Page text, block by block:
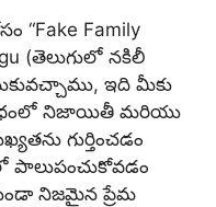
“Fake Family
(తెలుగులో నకిలీ
ఇది మీకు
నిజాయితీ మరియు
గుర్తించడం
పాలుపంచుకోవడం
నిజమైన ప్రేమ